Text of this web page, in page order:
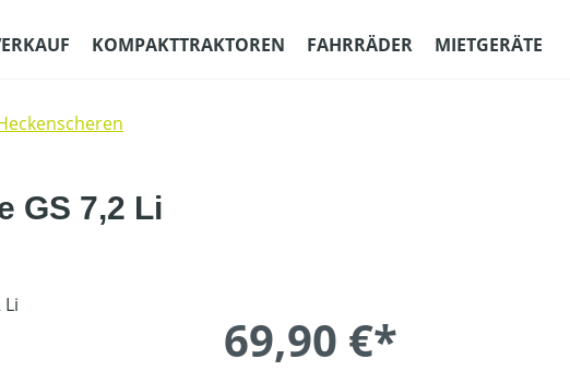
KOMPAKTTRAKTOREN FAHRRÄDER MIETGERÄTE
GS 7,2 Li
69,90 €*